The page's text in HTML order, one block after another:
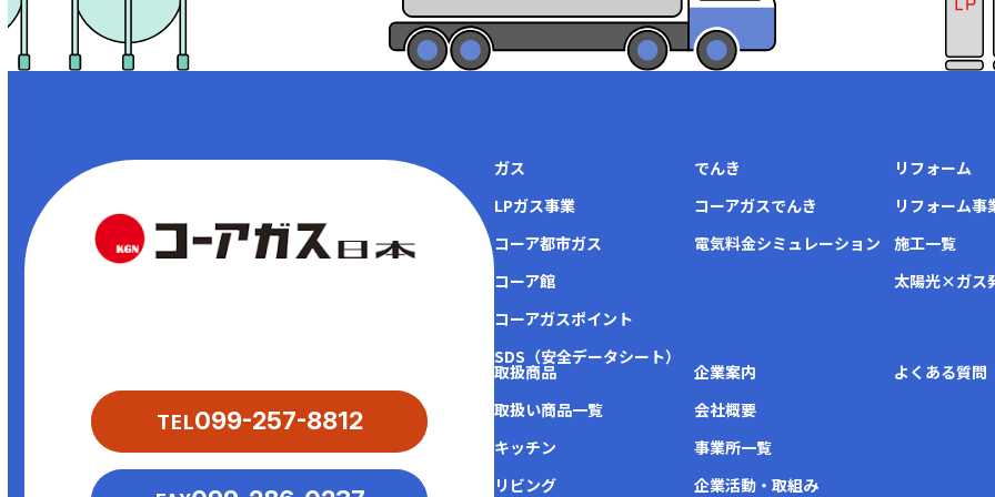
ガス
LPガス事業
コーア都市ガス
コーア館
コーアガスポイント
SDS（安全データシート）
でんき
コーアガスでんき
電気料金シミュレーション
リフォーム
リフォーム事
施工一覧
太陽光×ガス
取扱商品
取扱い商品一覧
キッチン
リビング
企業案内
会社概要
事業所一覧
企業活動・取組み
よくある質問
TEL099-257-8812